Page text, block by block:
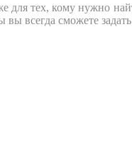
для тех, кому нужно
всегда сможете